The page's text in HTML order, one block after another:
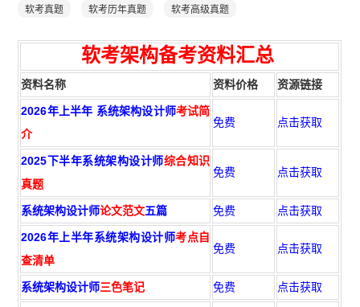
软考真题 软考历年真题 软考高级真题
软考架构备考资料汇总
资料名称 资料价格 资源链接
2026年上半年 系统架构设计师考试简
介
免费 点击获取
2025下半年系统架构设计师综合知识
真题
免费 点击获取
系统架构设计师论文范文五篇 免费 点击获取
2026年上半年系统架构设计师考点自
查清单
免费 点击获取
系统架构设计师三色笔记 免费 点击获取